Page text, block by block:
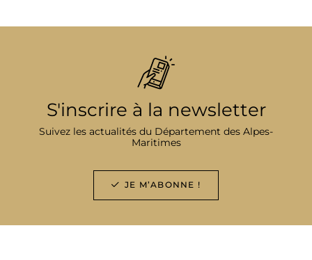
S'inscrire à la newsletter
Suivez les actualités du Département des Alpes-
Maritimes
JE M’ABONNE !